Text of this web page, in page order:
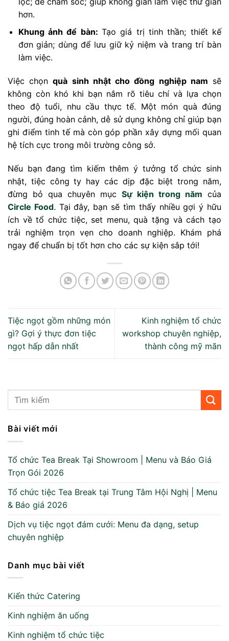
hơn.
Khung ảnh để bàn:Tạo giá trị tinh thần; thiết kế
đơn giản; dùng để lưu giữ kỷ niệm và trang trí bàn
làm việc.
Việc chọnquà sinh nhật cho đồng nghiệp nam sẽ
không còn khó khi bạn nắm rõ tiêu chí và lựa chọn
theo độ tuổi, nhu cầu thực tế. Một món quà đúng
người, đúng hoàn cảnh, dễ sử dụng không chỉ giúp bạn
ghi điểm tinh tế mà còn góp phần xây dựng mối quan
hệ tích cực trong môi trường công sở.
Nếu bạn đang tìm kiếm thêm ý tưởng tổ chức sinh
nhật, tiệc công ty hay các dịp đặc biệt trong năm,
đừng bỏ qua chuyên mục Sự kiện trong năm của
Circle Food. Tại đây, bạn sẽ tìm thấy nhiều gợi ý hữu
ích về tổ chức tiệc, set menu, quà tặng và cách tạo
trải nghiệm trọn vẹn cho doanh nghiệp. Khám phá
ngay để chuẩn bị tốt hơn cho các sự kiện sắp tới!
Tiệc ngọt gồm những món
gì? Gợi ý thực đơn tiệc
ngọt hấp dẫn nhất
Kinh nghiệm tổ chức
workshop chuyên nghiệp,
thành công mỹ mãn
Bài viết mới
Tổ chức Tea Break Tại Showroom | Menu và Báo Giá
Trọn Gói 2026
Tổ chức tiệc Tea Break tại Trung Tâm Hội Nghị | Menu
& Báo giá 2026
Dịch vụ tiệc ngọt đám cưới: Menu đa dạng, setup
chuyên nghiệp
Danh mục bài viết
Kiến thức Catering
Kinh nghiệm ăn uống
Kinh nghiệm tổ chức tiệc